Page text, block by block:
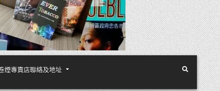
卷煙專賣店聯絡及地址